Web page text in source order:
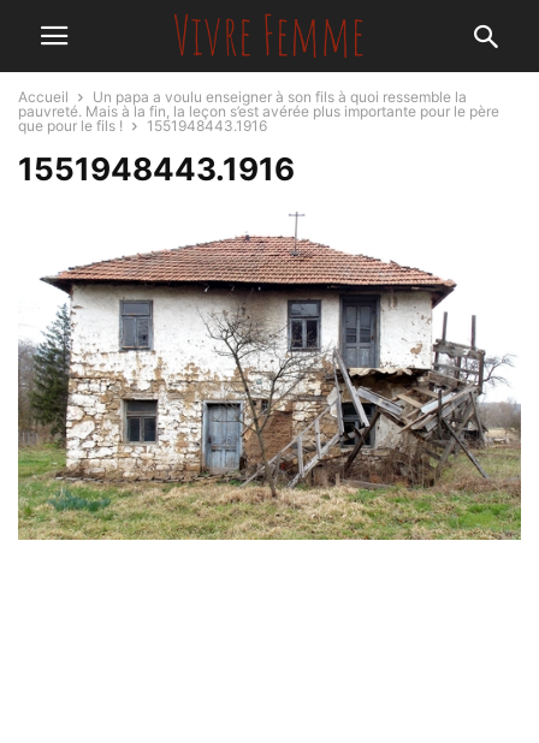
Accueil
Un papa a voulu enseigner à son fils à quoi ressemble la
pauvreté. Mais à la fin, la leçon s’est avérée plus importante pour le père
que pour le fils !
1551948443.1916
1551948443.1916